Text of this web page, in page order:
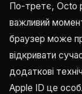
По-третє, Octo
важливий
браузер може
відкривати
додаткові
Apple ID це